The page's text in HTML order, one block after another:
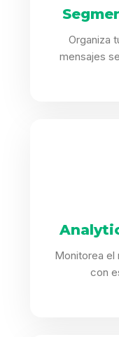
Organiza
mensajes
Monitorea el
con